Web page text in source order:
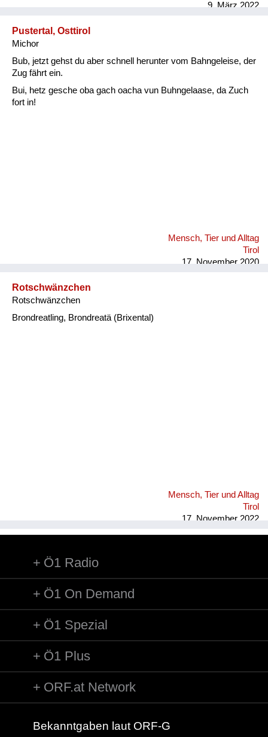
9. März 2022
Pustertal, Osttirol
Michor
Bub, jetzt gehst du aber schnell herunter vom Bahngeleise, der
Zug fährt ein.
Bui, hetz gesche oba gach oacha vun Buhngelaase, da Zuch
fort in!
Mensch, Tier und Alltag
Tirol
17. November 2020
Rotschwänzchen
Rotschwänzchen
Brondreatling, Brondreatä (Brixental)
Mensch, Tier und Alltag
Tirol
17. November 2022
Ö1 Radio
Ö1 On Demand
Ö1 Spezial
Ö1 Plus
ORF.at Network
Bekanntgaben laut ORF-G